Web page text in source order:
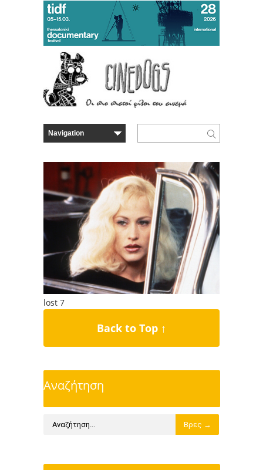
lost 7
Back to Top ↑
Αναζήτηση